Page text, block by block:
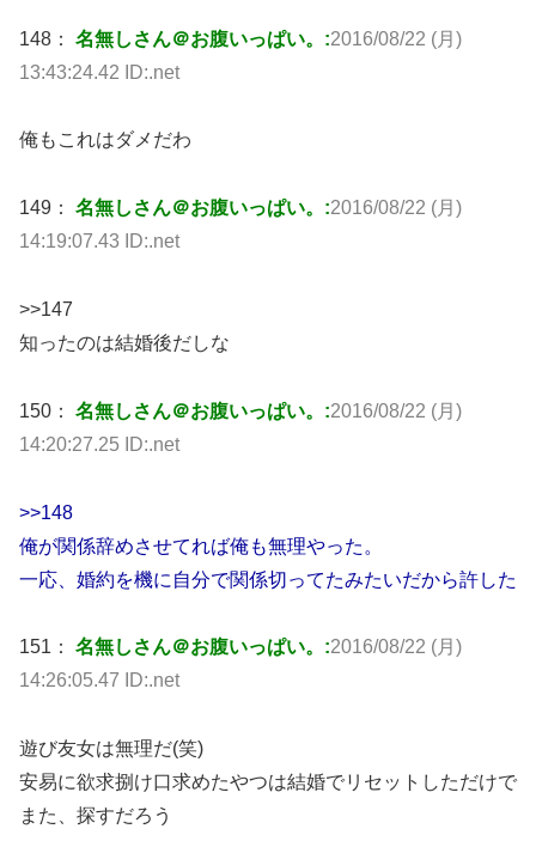
148： 名無しさん＠お腹いっぱい。:2016/08/22 (月)
13:43:24.42 ID:.net
俺もこれはダメだわ
149： 名無しさん＠お腹いっぱい。:2016/08/22 (月)
14:19:07.43 ID:.net
>>147
知ったのは結婚後だしな
150： 名無しさん＠お腹いっぱい。:2016/08/22 (月)
14:20:27.25 ID:.net
>>148
俺が関係辞めさせてれば俺も無理やった。
一応、婚約を機に自分で関係切ってたみたいだから許した
151： 名無しさん＠お腹いっぱい。:2016/08/22 (月)
14:26:05.47 ID:.net
遊び友女は無理だ(笑)
安易に欲求捌け口求めたやつは結婚でリセットしただけで
また、探すだろう